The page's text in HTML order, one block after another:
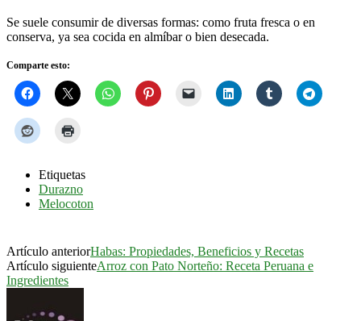
Se suele consumir de diversas formas: como fruta fresca o en
conserva, ya sea cocida en almíbar o bien desecada.
Comparte esto:
Etiquetas
Durazno
Melocoton
Artículo anteriorHabas: Propiedades, Beneficios y Recetas
Artículo siguienteArroz con Pato Norteño: Receta Peruana e
Ingredientes